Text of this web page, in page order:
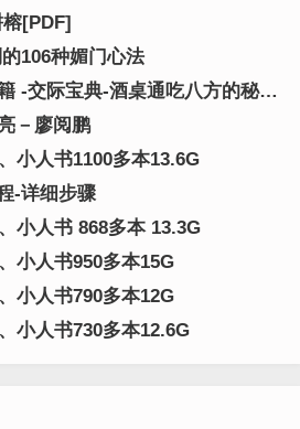
[PDF]
106种媚门心法
-交际宝典-酒桌通吃八方的秘籍
－廖阅鹏
小人书1100多本13.6G
-详细步骤
小人书 868多本 13.3G
小人书950多本15G
小人书790多本12G
小人书730多本12.6G